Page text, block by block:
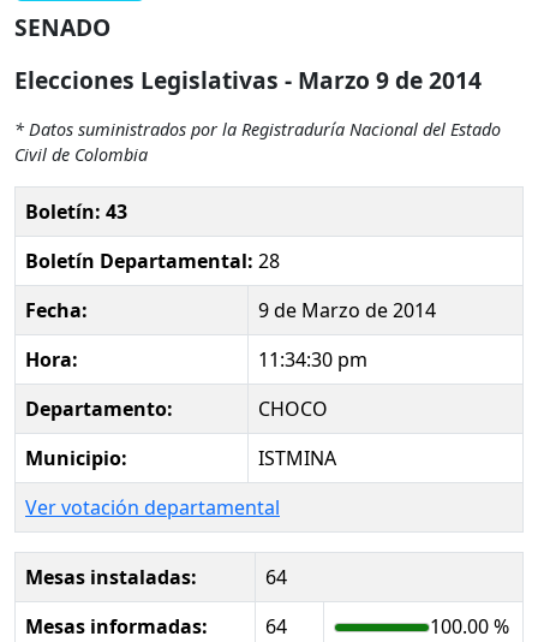
SENADO
Elecciones Legislativas - Marzo 9 de 2014
* Datos suministrados por la Registraduría Nacional del Estado
Civil de Colombia
Boletín: 43
Boletín Departamental: 28
Fecha:
9 de Marzo de 2014
Hora:
11:34:30 pm
Departamento:
CHOCO
Municipio:
ISTMINA
Ver votación departamental
Mesas instaladas:
64
Mesas informadas:
64
100.00 %